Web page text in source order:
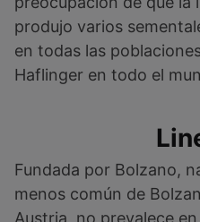
produjo varios
en todas las
Haflinger en todo el
Fundada por Bolzano,
menos común de
Austria, no prevalece